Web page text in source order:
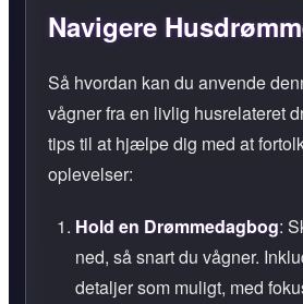
Navigere
Så hvordan kan du anvende
vågner fra en livlig husrelateret
tips til at hjælpe dig med at
oplevelser:
Hold en Drømmedagbog:
ned, så snart du vågner.
detaljer som muligt, med